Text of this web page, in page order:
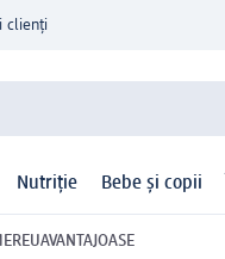
clienți
Nutriție Bebe și copii